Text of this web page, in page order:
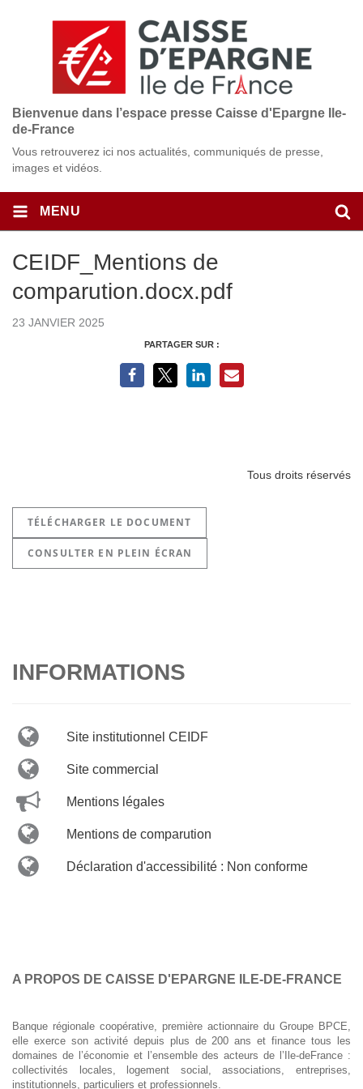
Bienvenue dans l’espace presse Caisse d'Epargne Ile-
de-France
Vous retrouverez ici nos actualités, communiqués de presse,
images et vidéos.
MENU
CEIDF_Mentions de
comparution.docx.pdf
23 JANVIER 2025
PARTAGER SUR :
Tous droits réservés
TÉLÉCHARGER LE DOCUMENT
CONSULTER EN PLEIN ÉCRAN
INFORMATIONS
Site institutionnel CEIDF
Site commercial
Mentions légales
Mentions de comparution
Déclaration d'accessibilité : Non conforme
A PROPOS DE CAISSE D'EPARGNE ILE-DE-FRANCE
Banque régionale coopérative, première actionnaire du Groupe BPCE,
elle exerce son activité depuis plus de 200 ans et finance tous les
domaines de l’économie et l’ensemble des acteurs de l’Ile-deFrance :
collectivités locales, logement social, associations, entreprises,
institutionnels, particuliers et professionnels.